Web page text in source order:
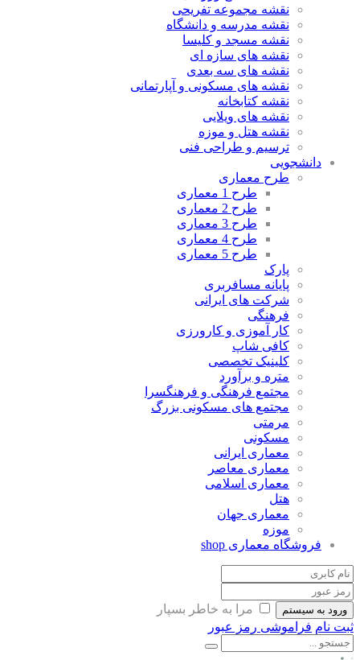
نقشه مجموعه تفریحی
نقشه مدرسه و دانشگاه
نقشه مسجد و کلیسا
نقشه های سازه ای
نقشه های سه بعدی
نقشه های مسکونی و آپارتمانی
نقشه کتابخانه
نقشه های ویلایی
نقشه هتل و موزه
ترسیم و طراحی فنی
دانشجویی
طرح معماری
طرح 1 معماری
طرح 2 معماری
طرح 3 معماری
طرح 4 معماری
طرح 5 معماری
پارک
پایانه مسافربری
شرکت های ایرانی
فرهنگی
کار آموزی و کارورزی
کافی شاپ
کلینیک تخصصی
متره و برآورد
مجتمع فرهنگی و فرهنگسرا
مجتمع های مسکونی بزرگ
مرمتی
مسکونی
معماری ایرانی
معماری معاصر
معماری اسلامی
هتل
معماری جهان
موزه
فروشگاه معماری shop
ورود به سیستم
مرا به خاطر بسپار
ثبت نام فراموشی رمز عبور